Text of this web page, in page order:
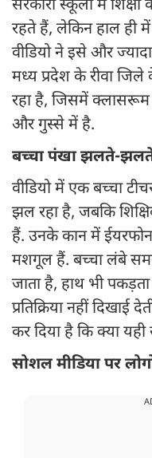
सरकारी स्कूलों में
रहते हैं, लेकिन हाल ही
वीडियो ने इसे और
मध्य प्रदेश के रीवा
रहा है, जिसमें क्लासरूम
और गुस्से में है.
बच्चा पंखा झलते-
वीडियो में एक बच्चा
झल रहा है, जबकि
हैं. उनके कान में
मशगूल हैं. बच्चा लंबे
जाता है, हाथ भी
प्रतिक्रिया नहीं
कर दिया है कि क्या
सोशल मीडिया पर